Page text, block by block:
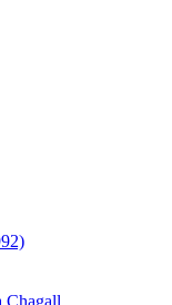
Chagall